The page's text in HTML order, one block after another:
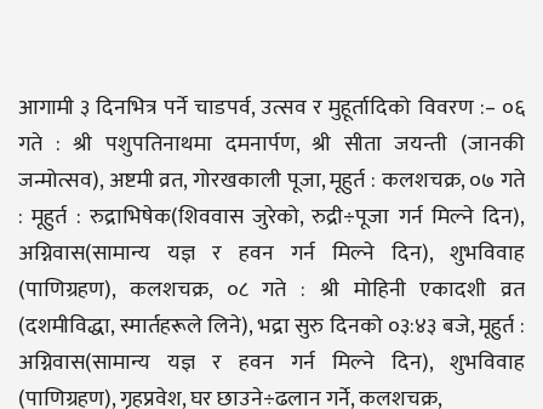
आगामी ३ दिनभित्र पर्ने चाडपर्व, उत्सव र मुहूर्तादिको विवरण :– ०६
गते : श्री पशुपतिनाथमा दमनार्पण, श्री सीता जयन्ती (जानकी
जन्मोत्सव), अष्टमी व्रत, गोरखकाली पूजा, मूहुर्त : कलशचक्र, ०७ गते
: मूहुर्त : रुद्राभिषेक(शिववास जुरेको, रुद्री÷पूजा गर्न मिल्ने दिन),
अग्निवास(सामान्य यज्ञ र हवन गर्न मिल्ने दिन), शुभविवाह
(पाणिग्रहण), कलशचक्र, ०८ गते : श्री मोहिनी एकादशी व्रत
(दशमीविद्धा, स्मार्तहरूले लिने), भद्रा सुरु दिनको ०३:४३ बजे, मूहुर्त :
अग्निवास(सामान्य यज्ञ र हवन गर्न मिल्ने दिन), शुभविवाह
(पाणिग्रहण), गृहप्रवेश, घर छाउने÷ढलान गर्ने, कलशचक्र,